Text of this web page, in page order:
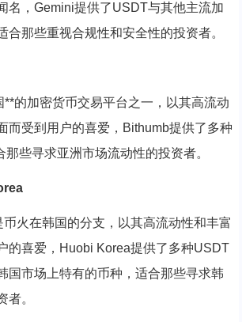
名，Gemini提供了USDT与其他主流加
合那些重视合规性和安全性的投资者。
**的加密货币交易平台之一，以其高流动
而受到用户的喜爱，Bithumb提供了多种
些寻求亚洲市场流动性的投资者。
币火在韩国的分支，以其高流动性和丰富
的喜爱，Huobi Korea提供了多种USDT
国市场上特有的币种，适合那些寻求韩
者。